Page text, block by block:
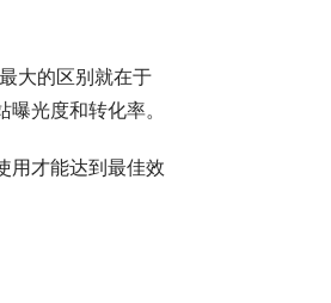
大的区别就在于
光度和转化率。
用才能达到最佳效